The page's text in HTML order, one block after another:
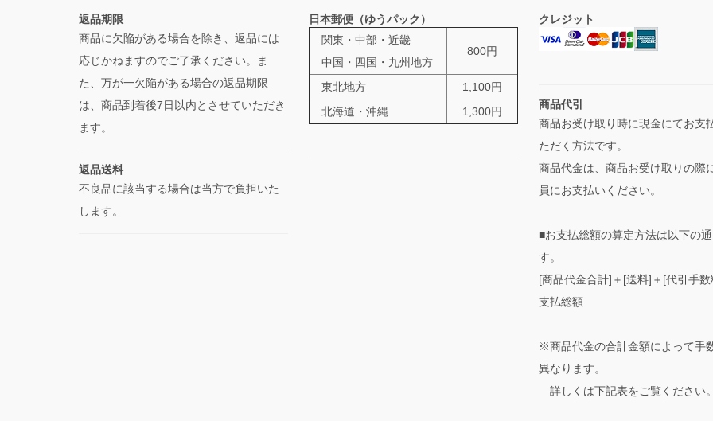
返品期限
商品に欠陥がある場合を除き、返品には
応じかねますのでご了承ください。ま
た、万が一欠陥がある場合の返品期限
は、商品到着後7日以内とさせていただき
ます。
返品送料
不良品に該当する場合は当方で負担いた
します。
日本郵便（ゆうパック）
関東・中部・近畿
中国・四国・九州地方
800円
東北地方
1,100円
北海道・沖縄
1,300円
クレジット
商品代引
商品お受け取り時に現金にてお支
ただく方法です。
商品代金は、商品お受け取りの際
員にお支払いください。
■お支払総額の算定方法は以下の
す。
[商品代金合計]＋[送料]＋[代引手数
支払総額
※商品代金の合計金額によって手
異なります。
詳しくは下記表をご覧ください